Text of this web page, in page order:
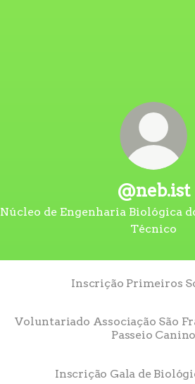
@neb.ist
Núcleo de Engenharia Biológica
Técnico
Inscrição Primeiros
Voluntariado Associação São
Passeio Canino
Inscrição Gala de